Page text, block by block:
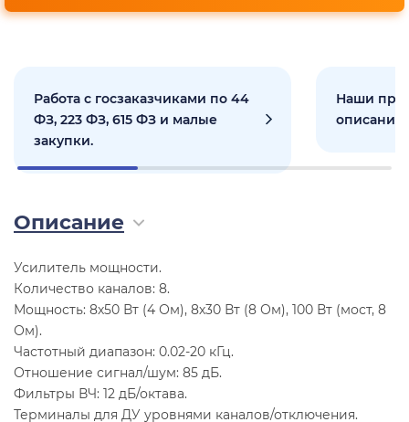
Работа с госзаказчиками по 44
ФЗ, 223 ФЗ, 615 ФЗ и малые
закупки.
Наши
Описание
Усилитель мощности.
Количество каналов: 8.
Мощность: 8х50 Вт (4 Ом), 8х30 Вт (8 Ом), 100 Вт (мост, 8
Ом).
Частотный диапазон: 0.02-20 кГц.
Отношение сигнал/шум: 85 дБ.
Фильтры ВЧ: 12 дБ/октава.
Терминалы для ДУ уровнями каналов/отключения.